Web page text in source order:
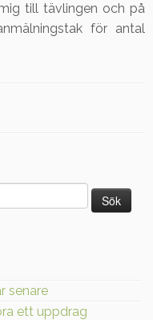
till tävlingen och på
för antal
senare
ett uppdrag